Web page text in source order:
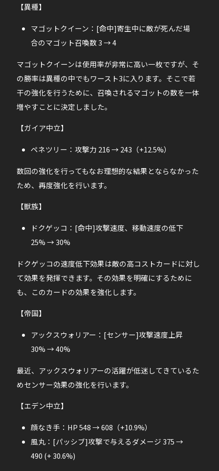
【異種】
マゴットクイーン：[命中]寄生中に敵が死んだ場
合のマゴット召喚数 3 → 4
マゴットクイーンは使用率が非常に高い一枚ですが、そ
の勝率は異種の中でもワースト3に入ります。そこで若
干の強化を行うために、召喚されるマゴットの数を一体
増やすことに決定しました。
【ガイア中立】
ペネツリー：攻撃力 216 → 243（+12.5%）
数回の強化を行ってもなお理想的な結果とならなかった
ため、再度強化を行います。
【獣族】
ドクゲッコ：[命中]攻撃速度、移動速度の低下
25% → 30%
ドクゲッコの速度低下効果は敵の高コストカードに対し
て効果を発揮できます。その効果を明確にするために
も、このカードの効果を強化します。
【帝国】
アックスウォリアー：[センサー]攻撃速度上昇
30% → 40%
最近、アックスウォリアーの活躍が低迷してきているた
めセンサー効果の強化を行います。
【エデン中立】
顔なき手：HP 548 → 608（+10.9%）
風丸：[パッシブ]攻撃で与えるダメージ 375 →
490 (+ 30.6%)